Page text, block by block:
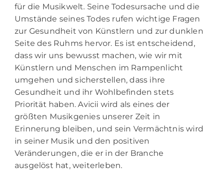
für die Musikwelt. Seine Todesursache und die
Umstände seines Todes rufen wichtige Fragen
zur Gesundheit von Künstlern und zur dunklen
Seite des Ruhms hervor. Es ist entscheidend,
dass wir uns bewusst machen, wie wir mit
Künstlern und Menschen im Rampenlicht
umgehen und sicherstellen, dass ihre
Gesundheit und ihr Wohlbefinden stets
Priorität haben. Avicii wird als eines der
größten Musikgenies unserer Zeit in
Erinnerung bleiben, und sein Vermächtnis wird
in seiner Musik und den positiven
Veränderungen, die er in der Branche
ausgelöst hat, weiterleben.